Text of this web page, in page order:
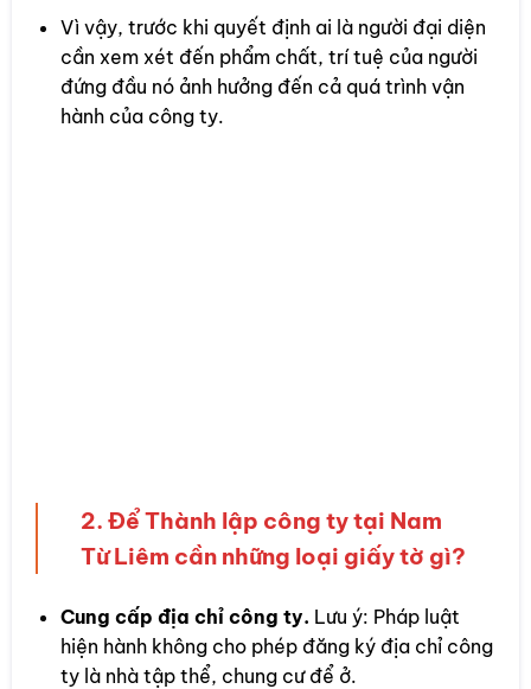
Vì vậy, trước khi quyết định ai là người đại diện
cần xem xét đến phẩm chất, trí tuệ của người
đứng đầu nó ảnh hưởng đến cả quá trình vận
hành của công ty.
2. Để Thành lập công ty tại Nam
Từ Liêm cần những loại giấy tờ gì?
Cung cấp địa chỉ công ty. Lưu ý: Pháp luật
hiện hành không cho phép đăng ký địa chỉ công
ty là nhà tập thể, chung cư để ở.